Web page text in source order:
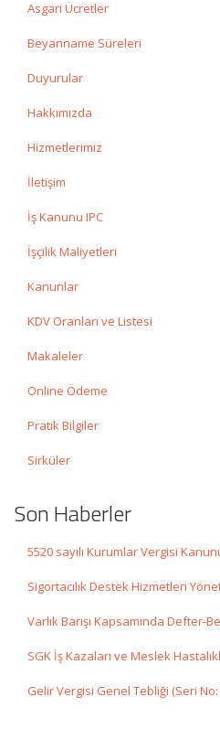
Asgari Ücretler
Beyanname Süreleri
Duyurular
Hakkımızda
Hizmetlerimiz
İletişim
İş Kanunu IPC
İşçilik Maliyetleri
Kanunlar
KDV Oranları ve Listesi
Makaleler
Online Ödeme
Pratik Bilgiler
Sirküler
Son Haberler
5520 sayılı Kurumlar Vergisi
Sigortacılık Destek Hizmetleri
Varlık Barışı Kapsamında Defter-
SGK İş Kazaları ve Meslek
Gelir Vergisi Genel Tebliği (Seri No: